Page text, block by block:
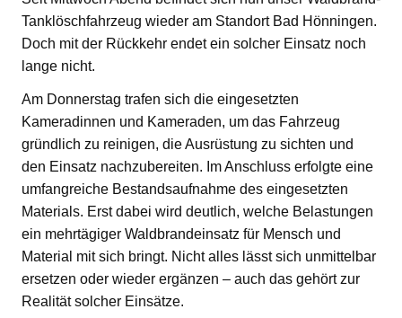
Tanklöschfahrzeug wieder am Standort Bad Hönningen.
Doch mit der Rückkehr endet ein solcher Einsatz noch
lange nicht.
Am Donnerstag trafen sich die eingesetzten
Kameradinnen und Kameraden, um das Fahrzeug
gründlich zu reinigen, die Ausrüstung zu sichten und
den Einsatz nachzubereiten. Im Anschluss erfolgte eine
umfangreiche Bestandsaufnahme des eingesetzten
Materials. Erst dabei wird deutlich, welche Belastungen
ein mehrtägiger Waldbrandeinsatz für Mensch und
Material mit sich bringt. Nicht alles lässt sich unmittelbar
ersetzen oder wieder ergänzen – auch das gehört zur
Realität solcher Einsätze.